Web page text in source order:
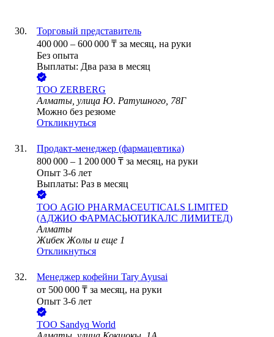
Торговый представитель
400 000 – 600 000 ₸ за месяц, на руки
Без опыта
Выплаты: Два раза в месяц
ТОО ZERBERG
Алматы, улица Ю. Ратушного, 78Г
Можно без резюме
Откликнуться
Продакт-менеджер (фармацевтика)
800 000 – 1 200 000 ₸ за месяц, на руки
Опыт 3-6 лет
Выплаты: Раз в месяц
ТОО AGIO PHARMACEUTICALS LIMITED
(АДЖИО ФАРМАСЬЮТИКАЛС ЛИМИТЕД)
Алматы
Жибек Жолы и еще 1
Откликнуться
Менеджер кофейни Tary Ayusai
от 500 000 ₸ за месяц, на руки
Опыт 3-6 лет
ТОО Sandyq World